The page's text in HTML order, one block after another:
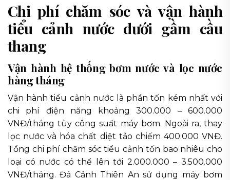
Chi phí chăm sóc và vận hành
tiểu cảnh nước dưới gầm cầu
thang
Vận hành hệ thống bơm nước và lọc nước
hàng tháng
Vận hành tiểu cảnh nước là phần tốn kém nhất với
chi phí điện năng khoảng 300.000 – 600.000
VNĐ/tháng tùy công suất máy bơm. Ngoài ra, thay
lọc nước và hóa chất diệt tảo chiếm 400.000 VNĐ.
Tổng chi phí chăm sóc tiểu cảnh tốn bao nhiêu cho
loại có nước có thể lên tới 2.000.000 – 3.500.000
VNĐ/tháng. Đá Cảnh Thiên An sử dụng máy bơm